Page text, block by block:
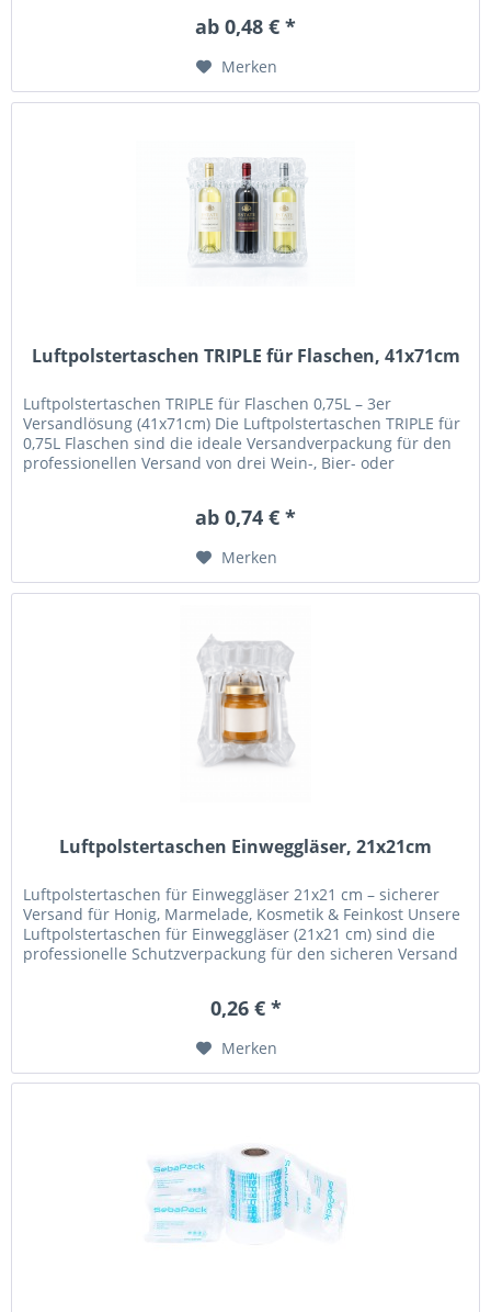
ab 0,48 € *
Merken
Luftpolstertaschen TRIPLE für Flaschen, 41x71cm
Luftpolstertaschen TRIPLE für Flaschen 0,75L – 3er
Versandlösung (41x71cm) Die Luftpolstertaschen TRIPLE für
0,75L Flaschen sind die ideale Versandverpackung für den
professionellen Versand von drei Wein-, Bier- oder
ab 0,74 € *
Merken
Luftpolstertaschen Einweggläser, 21x21cm
Luftpolstertaschen für Einweggläser 21x21 cm – sicherer
Versand für Honig, Marmelade, Kosmetik & Feinkost Unsere
Luftpolstertaschen für Einweggläser (21x21 cm) sind die
professionelle Schutzverpackung für den sicheren Versand
0,26 € *
Merken